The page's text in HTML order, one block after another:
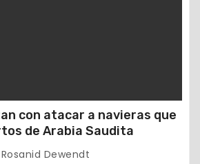
con atacar a navieras que
de Arabia Saudita
Rosanid Dewendt